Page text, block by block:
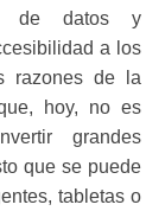
de datos y
a los
razones de la
hoy, no es
grandes
que se puede
tabletas o